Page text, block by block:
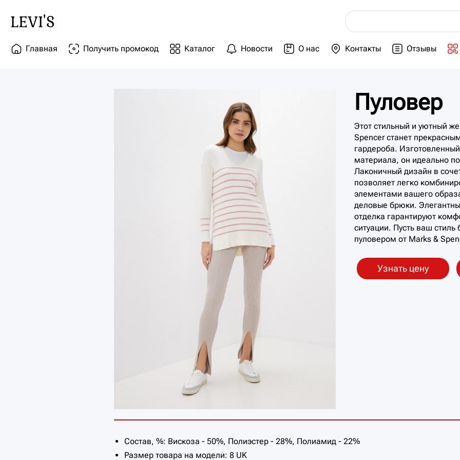
LEVI'S
Главная Получить промокод Каталог Новости О нас Контакты Отзывы
Пуловер
Этот стильный и уютный
Spencer станет
гардероба.
материала, он идеально
Лаконичный дизайн в
позволяет легко
элементами вашего
деловые брюки.
отделка гарантируют
ситуации. Пусть ваш стиль
пуловером от Marks &
Узнать цену
Состав, %: Вискоза - 50%, Полиэстер - 28%, Полиамид - 22%
Размер товара на модели: 8 UK